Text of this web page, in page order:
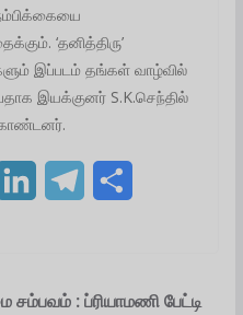
‘தனித்திரு’
இப்படம் தங்கள் வாழ்வில்
இயக்குனர் S.K.செந்தில்
கொண்டனர்.
k
e
r
: ப்ரியாமணி பேட்டி